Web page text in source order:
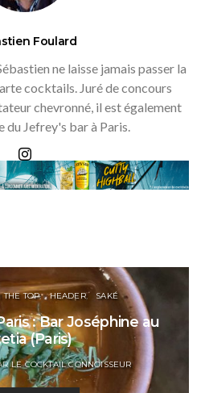
Foulard
ne laisse jamais passer la
cocktails. Juré de concours
chevronné, il est également
Jefrey's bar à Paris.
THE TOP HEADER SAKÉ
: Bar Joséphine au
(Paris)
LE COCKTAIL CONNOISSEUR